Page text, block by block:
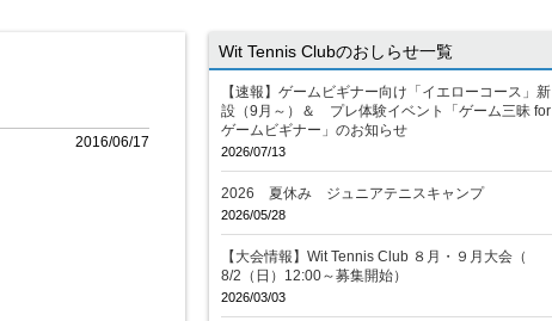
2016/06/17
Wit Tennis Clubのおしらせ一覧
【速報】ゲームビギナー向け「イエローコース」新
設（9月～）＆ プレ体験イベント「ゲーム三昧 for
ゲームビギナー」のお知らせ
2026/07/13
2026 夏休み ジュニアテニスキャンプ
2026/05/28
【大会情報】Wit Tennis Club ８月・９月大会（
8/2（日）12:00～募集開始）
2026/03/03